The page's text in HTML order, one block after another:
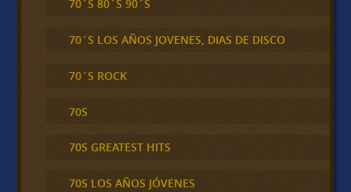
70´S 80´S 90´S
70´S LOS AÑOS JOVENES, DIAS DE DISCO
70´S ROCK
70S
70S GREATEST HITS
70S LOS AÑOS JÓVENES